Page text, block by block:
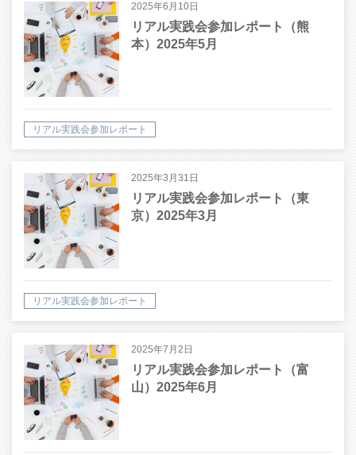
2025年6月10日
リアル実践会参加レポート（熊
本）2025年5月
リアル実践会参加レポート
2025年3月31日
リアル実践会参加レポート（東
京）2025年3月
リアル実践会参加レポート
2025年7月2日
リアル実践会参加レポート（富
山）2025年6月